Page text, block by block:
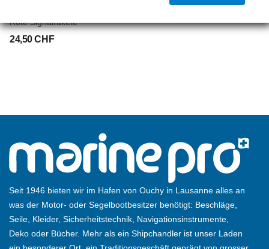
Rote Signalrakete
24,50 CHF
Seit 1946 bieten wir im Hafen von Ouchy in Lausanne alles an
was der Motor- oder Segelbootbesitzer benötigt: Beschläge,
Seile, Kleider, Sicherheitstechnik, Navigationsinstrumente,
Deko oder Bücher. Mehr als ein Shipchandler ist unser Laden